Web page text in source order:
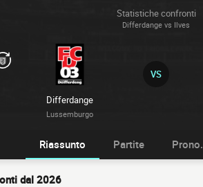
Statistiche confronti
Differdange vs Ilves
Differdange
Lussemburgo
VS
Riassunto Partite Prono.
dal 2026